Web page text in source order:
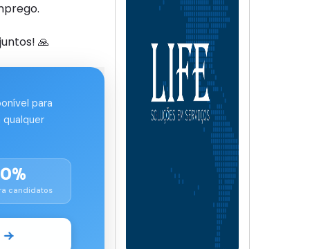
🙏
para
candidatos